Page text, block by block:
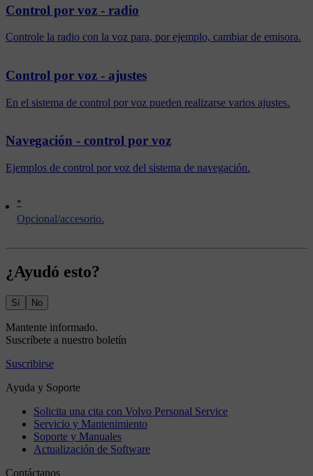
*
Opcional/accesorio.
Control por voz - radio
Controle la radio con la voz para, por ejemplo, cambiar de emisora.
Control por voz - ajustes
En el sistema de control por voz pueden realizarse varios ajustes.
Navegación - control por voz
Ejemplos de control por voz del sistema de navegación.
¿Ayudó esto?
Sí No